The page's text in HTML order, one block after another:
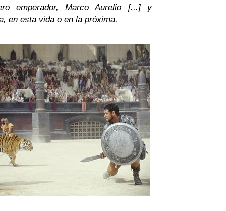
emperador, Marco Aurelio [...] y
en esta vida o en la próxima.